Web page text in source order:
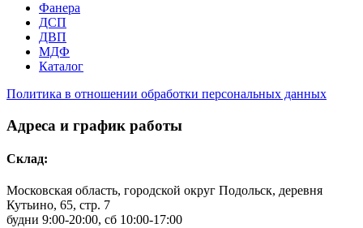
Фанера
ДСП
ДВП
МДФ
Каталог
Политика в отношении обработки персональных данных
Адреса и график работы
Склад:
Московская область, городской округ Подольск, деревня
Кутьино, 65, стр. 7
будни 9:00-20:00, сб 10:00-17:00